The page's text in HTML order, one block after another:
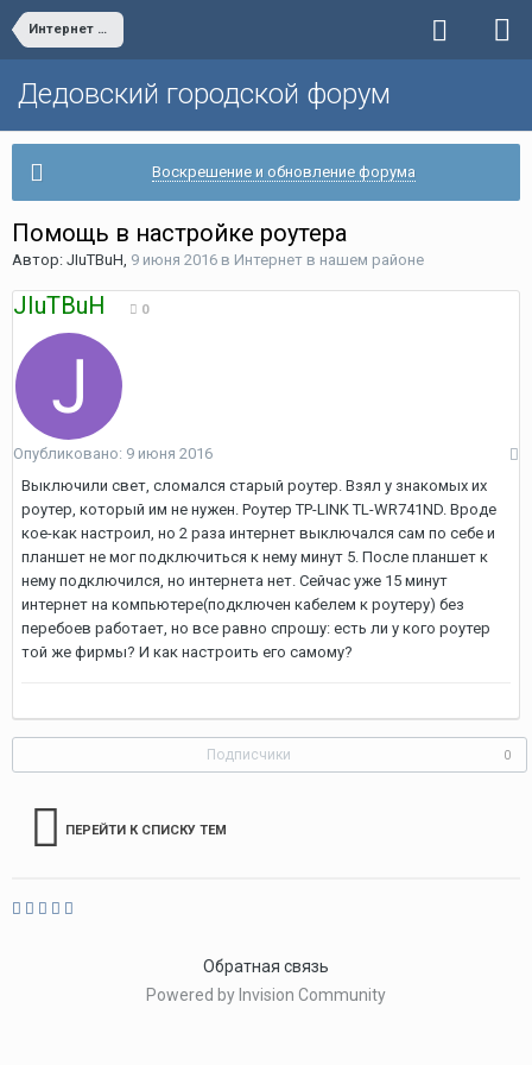
Интернет в нашем районе
Дедовский городской форум
Воскрешение и обновление форума
Помощь в настройке роутера
Автор: JIuTBuH, 9 июня 2016 в Интернет в нашем районе
JIuTBuH 0
Опубликовано: 9 июня 2016
Выключили свет, сломался старый роутер. Взял у знакомых их
роутер, который им не нужен. Роутер TP-LINK TL-WR741ND. Вроде
кое-как настроил, но 2 раза интернет выключался сам по себе и
планшет не мог подключиться к нему минут 5. После планшет к
нему подключился, но интернета нет. Сейчас уже 15 минут
интернет на компьютере(подключен кабелем к роутеру) без
перебоев работает, но все равно спрошу: есть ли у кого роутер
той же фирмы? И как настроить его самому?
Подписчики 0
ПЕРЕЙТИ К СПИСКУ ТЕМ
Обратная связь
Powered by Invision Community